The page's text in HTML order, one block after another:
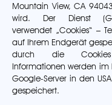
Mountain View, CA
wird. Der Dienst
verwendet „Cookies“ –
auf Ihrem Endgerät
durch die Cookies
Informationen werden im
Google-Server in den
gespeichert.